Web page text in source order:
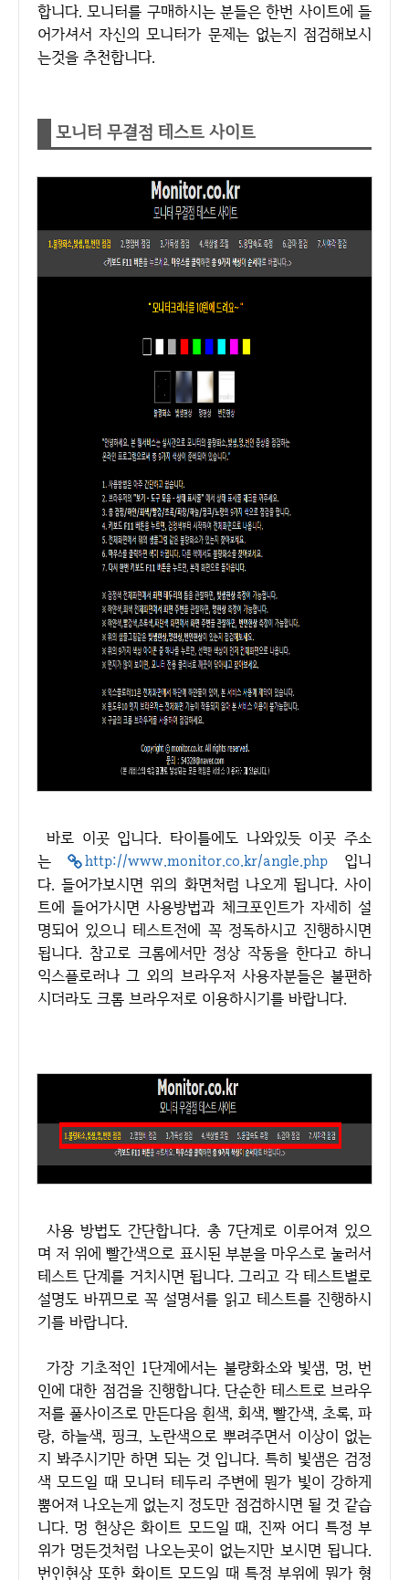
합니다. 모니터를 구매하시는 분들은 한번 사이트에 들
어가셔서 자신의 모니터가 문제는 없는지 점검해보시
는것을 추천합니다.
모니터 무결점 테스트 사이트
바로 이곳 입니다. 타이틀에도 나와있듯 이곳 주소
는
http://www.monitor.co.kr/angle.php
입니
다. 들어가보시면 위의 화면처럼 나오게 됩니다. 사이
트에 들어가시면 사용방법과 체크포인트가 자세히 설
명되어 있으니 테스트전에 꼭 정독하시고 진행하시면
됩니다. 참고로 크롬에서만 정상 작동을 한다고 하니
익스플로러나 그 외의 브라우저 사용자분들은 불편하
시더라도 크롬 브라우저로 이용하시기를 바랍니다.
사용 방법도 간단합니다. 총 7단계로 이루어져 있으
며 저 위에 빨간색으로 표시된 부분을 마우스로 눌러서
테스트 단계를 거치시면 됩니다. 그리고 각 테스트별로
설명도 바뀌므로 꼭 설명서를 읽고 테스트를 진행하시
기를 바랍니다.
가장 기초적인 1단계에서는 불량화소와 빛샘, 멍, 번
인에 대한 점검을 진행합니다. 단순한 테스트로 브라우
저를 풀사이즈로 만든다음 흰색, 회색, 빨간색, 초록, 파
랑, 하늘색, 핑크, 노란색으로 뿌려주면서 이상이 없는
지 봐주시기만 하면 되는 것 입니다. 특히 빛샘은 검정
색 모드일 때 모니터 테두리 주변에 뭔가 빛이 강하게
뿜어져 나오는게 없는지 정도만 점검하시면 될 것 같습
니다. 멍 현상은 화이트 모드일 때, 진짜 어디 특정 부
위가 멍든것처럼 나오는곳이 없는지만 보시면 됩니다.
번인현상 또한 화이트 모드일 때 특정 부위에 뭔가 형